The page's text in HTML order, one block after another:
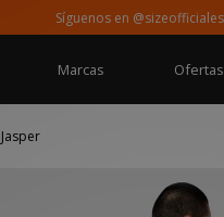
Síguenos en @sizeofficiales
Marcas Ofertas